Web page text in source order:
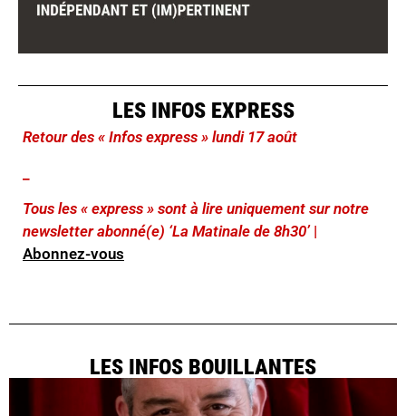
LES INFOS EXPRESS
Retour des « Infos express » lundi 17 août
Tous les « express » sont à lire uniquement sur notre
newsletter abonné(e) ‘La Matinale de 8h30’ |
Abonnez-vous
LES INFOS BOUILLANTES